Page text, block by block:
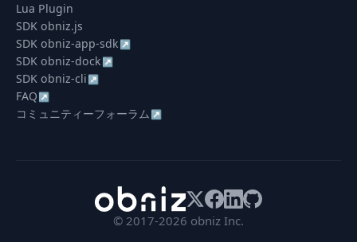
Lua Plugin
SDK obniz.js
SDK obniz-app-sdk ↗
SDK obniz-dock ↗
SDK obniz-cli ↗
FAQ ↗
コミュニティーフォーラム ↗
© 2017-2026 obniz Inc.